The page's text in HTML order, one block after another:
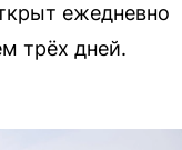
ежедневно
трёх дней.